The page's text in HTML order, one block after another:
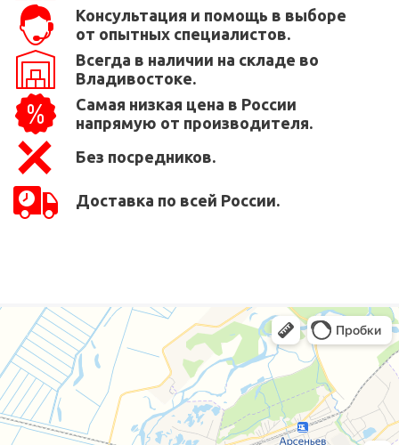
Консультация и помощь в выборе
от опытных специалистов.
Всегда в наличии на складе во
Владивостоке.
Самая низкая цена в России
напрямую от производителя.
Без посредников.
Доставка по всей России.